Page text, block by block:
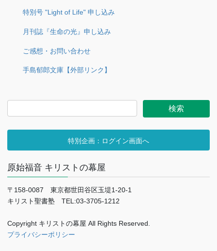
特別号 "Light of Life" 申し込み
月刊誌『生命の光』申し込み
ご感想・お問い合わせ
手島郁郎文庫【外部リンク】
特別企画：ログイン画面へ
原始福音 キリストの幕屋
〒158-0087 東京都世田谷区玉堤1-20-1
キリスト聖書塾 TEL:03-3705-1212
Copyright キリストの幕屋 All Rights Reserved.
プライバシーポリシー